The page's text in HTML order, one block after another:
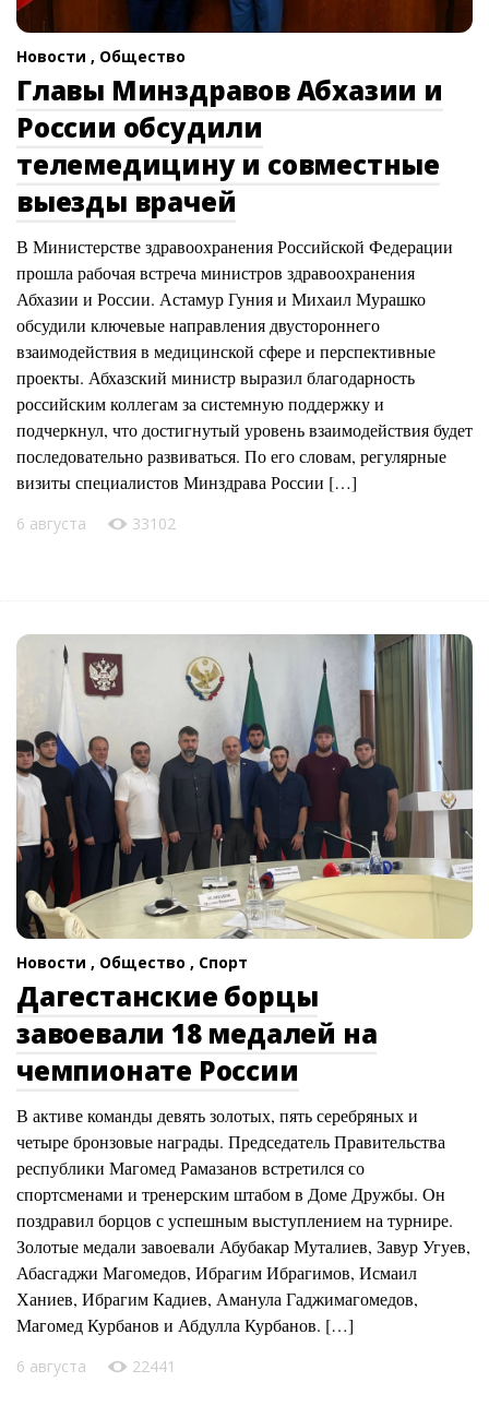
Новости , Общество
Главы Минздравов Абхазии и
России обсудили
телемедицину и совместные
выезды врачей
В Министерстве здравоохранения Российской Федерации
прошла рабочая встреча министров здравоохранения
Абхазии и России. Астамур Гуния и Михаил Мурашко
обсудили ключевые направления двустороннего
взаимодействия в медицинской сфере и перспективные
проекты. Абхазский министр выразил благодарность
российским коллегам за системную поддержку и
подчеркнул, что достигнутый уровень взаимодействия будет
последовательно развиваться. По его словам, регулярные
визиты специалистов Минздрава России […]
6 августа 33102
Новости , Общество , Спорт
Дагестанские борцы
завоевали 18 медалей на
чемпионате России
В активе команды девять золотых, пять серебряных и
четыре бронзовые награды. Председатель Правительства
республики Магомед Рамазанов встретился со
спортсменами и тренерским штабом в Доме Дружбы. Он
поздравил борцов с успешным выступлением на турнире.
Золотые медали завоевали Абубакар Муталиев, Завур Угуев,
Абасгаджи Магомедов, Ибрагим Ибрагимов, Исмаил
Ханиев, Ибрагим Кадиев, Аманула Гаджимагомедов,
Магомед Курбанов и Абдулла Курбанов. […]
6 августа 22441